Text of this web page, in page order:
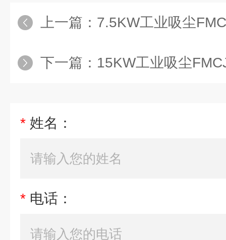
上一篇： 7.5KW工业吸尘FMCJC-7500
下一篇： 15KW工业吸尘FMCJC-15-8
* 姓名：
* 电话：